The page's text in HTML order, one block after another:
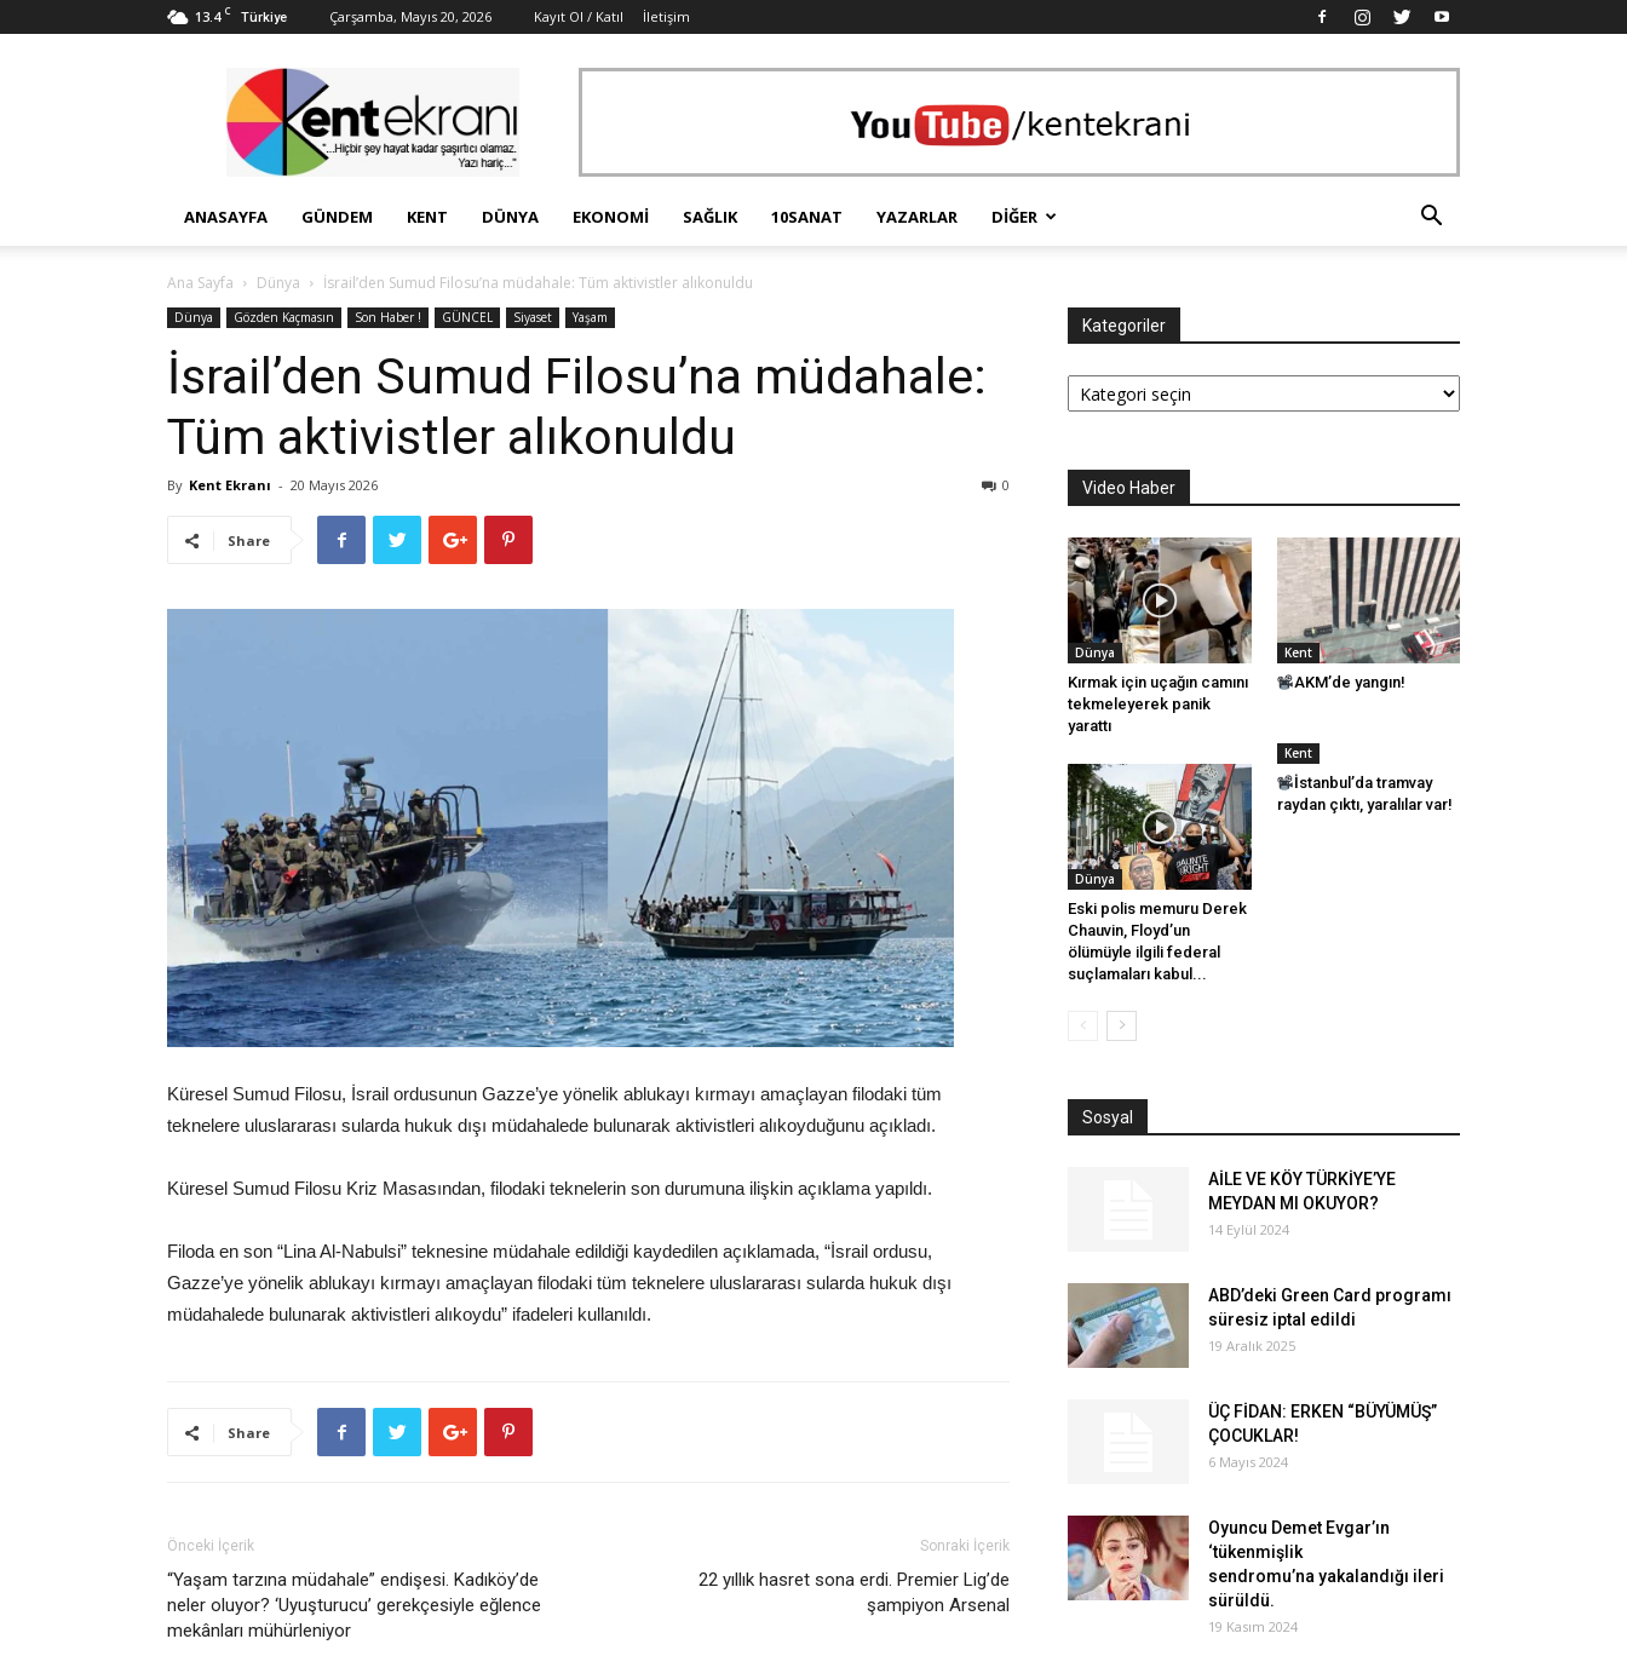
13.4 C Türkiye Çarşamba, Mayıs 20, 2026 Kayıt Ol / Katıl İletişim
Ekranı
ANASAYFA GÜNDEM KENT DÜNYA EKONOMI SAĞLIK 10SANAT YAZARLAR DIĞER
Ana Sayfa Dünya İsrail’den Sumud Filosu’na müdahale: Tüm aktivistler alıkonuldu
Dünya Gözden Kaçmasın Son Haber ! GÜNCEL Siyaset Yaşam
İsrail’den Sumud Filosu’na müdahale:
Tüm aktivistler alıkonuldu
By Kent Ekranı - 20 Mayıs 2026 0
Share
Küresel Sumud Filosu, İsrail ordusunun Gazze’ye yönelik ablukayı kırmayı amaçlayan filodaki tüm
teknelere uluslararası sularda hukuk dışı müdahalede bulunarak aktivistleri alıkoyduğunu açıkladı.
Küresel Sumud Filosu Kriz Masasından, filodaki teknelerin son durumuna ilişkin açıklama yapıldı.
Filoda en son “Lina Al-Nabulsi” teknesine müdahale edildiği kaydedilen açıklamada, “İsrail ordusu,
Gazze’ye yönelik ablukayı kırmayı amaçlayan filodaki tüm teknelere uluslararası sularda hukuk dışı
müdahalede bulunarak aktivistleri alıkoydu” ifadeleri kullanıldı.
Share
Önceki İçerik
“Yaşam tarzına müdahale” endişesi. Kadıköy’de
neler oluyor? ‘Uyuşturucu’ gerekçesiyle eğlence
mekânları mühürleniyor
Sonraki İçerik
22 yıllık hasret sona erdi. Premier Lig’de
şampiyon Arsenal
Kategoriler
Kategoriler
Video Haber
Dünya
Kırmak için uçağın camını
tekmeleyerek panik
yarattı
Kent
AKM’de yangın!
Dünya
Eski polis memuru Derek
Chauvin, Floyd’un
ölümüyle ilgili federal
suçlamaları kabul...
Kent
İstanbul’da tramvay
raydan çıktı, yaralılar var!
Sosyal
AİLE VE KÖY TÜRKİYE’YE
MEYDAN MI OKUYOR?
14 Eylül 2024
ABD’deki Green Card programı
süresiz iptal edildi
19 Aralık 2025
ÜÇ FİDAN: ERKEN “BÜYÜMÜŞ”
ÇOCUKLAR!
6 Mayıs 2024
Oyuncu Demet Evgar’ın
‘tükenmişlik
sendromu’na yakalandığı ileri
sürüldü.
19 Kasım 2024